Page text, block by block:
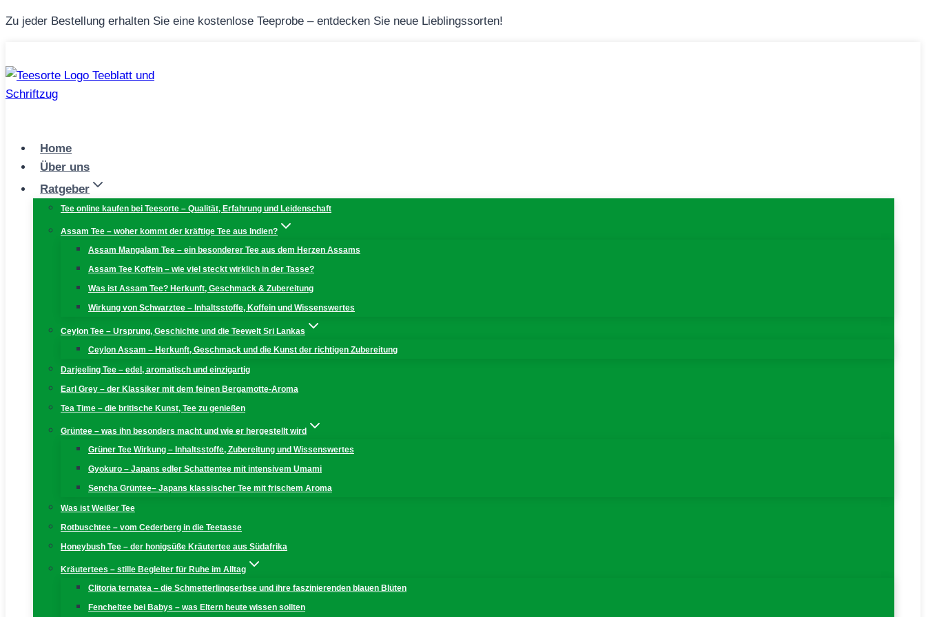
Zum
Zu jeder Bestellung erhalten Sie eine kostenlose Teeprobe – entdecken Sie neue Lieblingssorten!
Home
Über uns
Ratgeber
Tee online kaufen bei Teesorte – Qualität, Erfahrung und Leidenschaft
Assam Tee – woher kommt der kräftige Tee aus Indien?
Assam Mangalam Tee – ein besonderer Tee aus dem Herzen Assams
Assam Tee Koffein – wie viel steckt wirklich in der Tasse?
Was ist Assam Tee? Herkunft, Geschmack & Zubereitung
Wirkung von Schwarztee – Inhaltsstoffe, Koffein und Wissenswertes
Ceylon Tee – Ursprung, Geschichte und die Teewelt Sri Lankas
Ceylon Assam – Herkunft, Geschmack und die Kunst der richtigen Zubereitung
Darjeeling Tee – edel, aromatisch und einzigartig
Earl Grey – der Klassiker mit dem feinen Bergamotte-Aroma
Tea Time – die britische Kunst, Tee zu genießen
Grüntee – was ihn besonders macht und wie er hergestellt wird
Grüner Tee Wirkung – Inhaltsstoffe, Zubereitung und Wissenswertes
Gyokuro – Japans edler Schattentee mit intensivem Umami
Sencha Grüntee– Japans klassischer Tee mit frischem Aroma
Was ist Weißer Tee
Rotbuschtee – vom Cederberg in die Teetasse
Honeybush Tee – der honigsüße Kräutertee aus Südafrika
Kräutertees – stille Begleiter für Ruhe im Alltag
Clitoria ternatea – die Schmetterlingserbse und ihre faszinierenden blauen Blüten
Fencheltee bei Babys – was Eltern heute wissen sollten